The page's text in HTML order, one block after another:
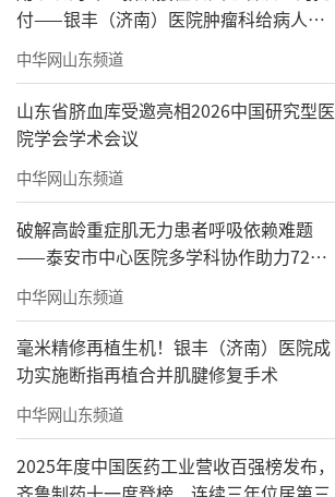
付——银丰（济南）医院肿瘤科给病人一
张可以安放灵魂的床
中华网山东频道
山东省脐血库受邀亮相2026中国研究型医
院学会学术会议
中华网山东频道
破解高龄重症肌无力患者呼吸依赖难题
——泰安市中心医院多学科协作助力72岁
老人撤除呼吸机，恢复自主呼吸
中华网山东频道
毫米精修再植生机！银丰（济南）医院成
功实施断指再植合并肌腱修复手术
中华网山东频道
2025年度中国医药工业营收百强榜发布，